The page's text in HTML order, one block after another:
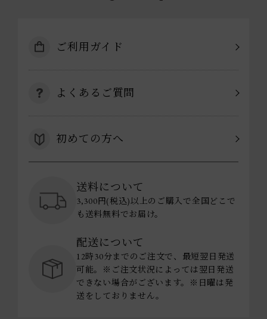
ご利用ガイド
よくあるご質問
初めての方へ
送料について
3,300円(税込)以上のご購入で全国どこで
も送料無料でお届け。
配送について
12時30分までのご注文で、最短翌日発送
可能。※ご注文状況によっては翌日発送
できない場合がございます。※日曜は発
送をしておりません。